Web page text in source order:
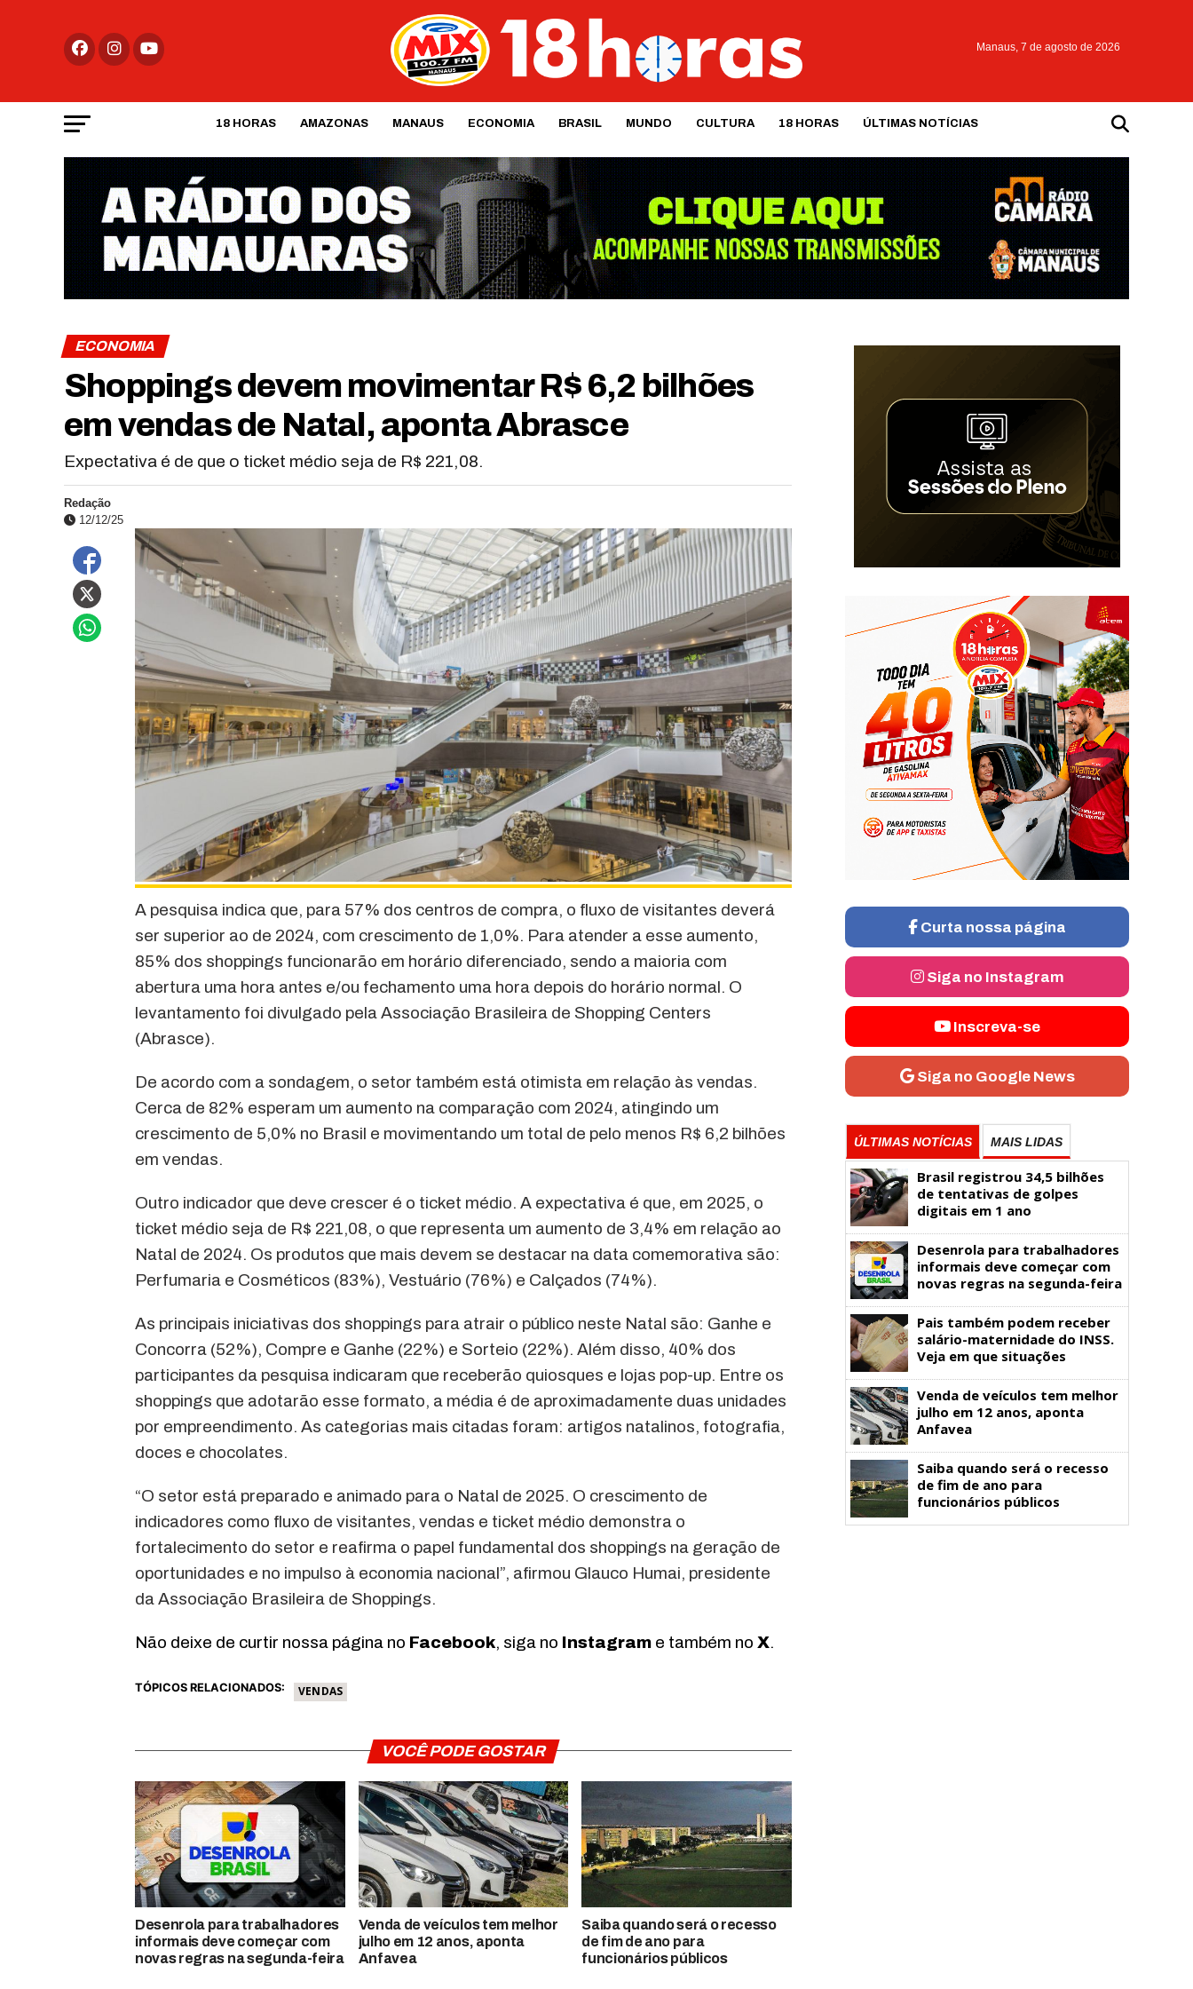
Manaus, 7 de agosto de 2026
18 HORAS AMAZONAS MANAUS ECONOMIA BRASIL MUNDO CULTURA 18 HORAS ÚLTIMAS NOTÍCIAS
ECONOMIA
Shoppings devem movimentar R$ 6,2 bilhões
em vendas de Natal, aponta Abrasce
Expectativa é de que o ticket médio seja de R$ 221,08.
Redação
12/12/25
A pesquisa indica que, para 57% dos centros de compra, o fluxo de visitantes deverá
ser superior ao de 2024, com crescimento de 1,0%. Para atender a esse aumento,
85% dos shoppings funcionarão em horário diferenciado, sendo a maioria com
abertura uma hora antes e/ou fechamento uma hora depois do horário normal. O
levantamento foi divulgado pela Associação Brasileira de Shopping Centers
(Abrasce).
De acordo com a sondagem, o setor também está otimista em relação às vendas.
Cerca de 82% esperam um aumento na comparação com 2024, atingindo um
crescimento de 5,0% no Brasil e movimentando um total de pelo menos R$ 6,2 bilhões
em vendas.
Outro indicador que deve crescer é o ticket médio. A expectativa é que, em 2025, o
ticket médio seja de R$ 221,08, o que representa um aumento de 3,4% em relação ao
Natal de 2024. Os produtos que mais devem se destacar na data comemorativa são:
Perfumaria e Cosméticos (83%), Vestuário (76%) e Calçados (74%).
As principais iniciativas dos shoppings para atrair o público neste Natal são: Ganhe e
Concorra (52%), Compre e Ganhe (22%) e Sorteio (22%). Além disso, 40% dos
participantes da pesquisa indicaram que receberão quiosques e lojas pop-up. Entre os
shoppings que adotarão esse formato, a média é de aproximadamente duas unidades
por empreendimento. As categorias mais citadas foram: artigos natalinos, fotografia,
doces e chocolates.
“O setor está preparado e animado para o Natal de 2025. O crescimento de
indicadores como fluxo de visitantes, vendas e ticket médio demonstra o
fortalecimento do setor e reafirma o papel fundamental dos shoppings na geração de
oportunidades e no impulso à economia nacional”, afirmou Glauco Humai, presidente
da Associação Brasileira de Shoppings.
Não deixe de curtir nossa página no Facebook, siga no Instagram e também no X.
TÓPICOS RELACIONADOS: VENDAS
VOCÊ PODE GOSTAR
Desenrola para trabalhadores
informais deve começar com
novas regras na segunda-feira
Venda de veículos tem melhor
julho em 12 anos, aponta
Anfavea
Saiba quando será o recesso
de fim de ano para
funcionários públicos
Curta nossa página
Siga no Instagram
Inscreva-se
Siga no Google News
ÚLTIMAS NOTÍCIAS MAIS LIDAS
Brasil registrou 34,5 bilhões
de tentativas de golpes
digitais em 1 ano
Desenrola para trabalhadores
informais deve começar com
novas regras na segunda-feira
Pais também podem receber
salário-maternidade do INSS.
Veja em que situações
Venda de veículos tem melhor
julho em 12 anos, aponta
Anfavea
Saiba quando será o recesso
de fim de ano para
funcionários públicos